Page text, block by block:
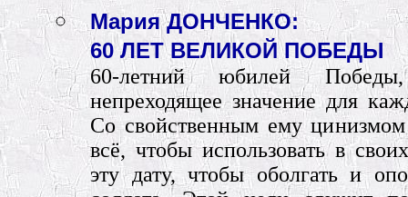
Мария ДОНЧЕНКО:
60 ЛЕТ ВЕЛИКОЙ ПОБЕДЫ
60-летний юбилей
непреходящее значение для
Со свойственным ему
всё, чтобы использовать в
эту дату, чтобы оболгать и